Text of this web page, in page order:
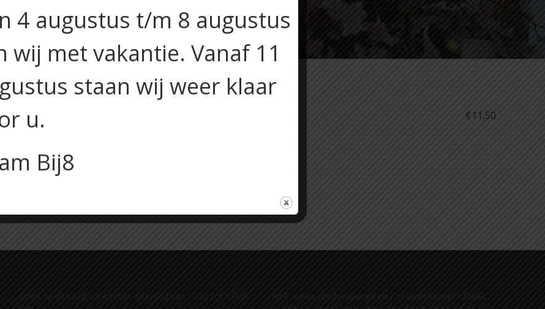
€11,50
tomaatjes, ei en sla
Open op dinsdag tot en met zaterdag van 10.00 tot 17.00
Heeft u een voedselallergie en / of dieetwensen? Maak
4 augustus t/m 8 augustus
wij met vakantie. Vanaf 11
staan wij weer klaar
u.
Bij8